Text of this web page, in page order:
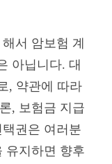
서 암보험 계
아닙니다. 대
, 약관에 따라
, 보험금 지급
권은 여러분
유지하면 향후